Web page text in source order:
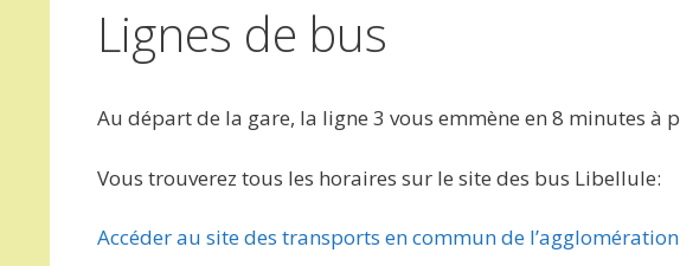
Lignes de bus
Au départ de la gare, la ligne 3 vous emmène en 8 minutes
Vous trouverez tous les horaires sur le site des bus Libellule:
Accéder au site des transports en commun de